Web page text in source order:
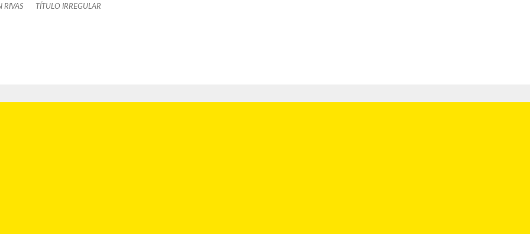
RIVAS TÍTULO IRREGULAR